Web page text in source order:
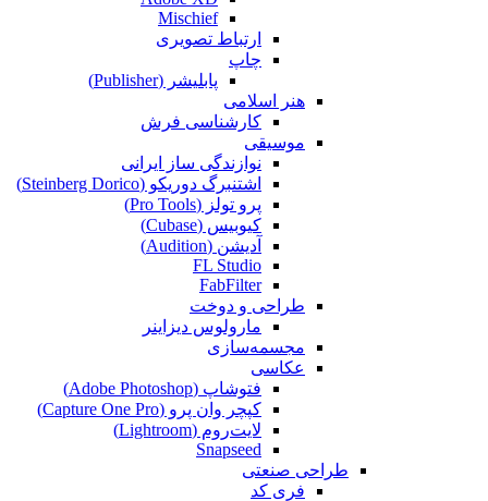
Mischief
ارتباط تصویری
چاپ
پابلیشر (Publisher)
هنر اسلامی
کارشناسی فرش
موسیقی
نوازندگی ساز ایرانی
اشتنبرگ دوریکو (Steinberg Dorico)
پرو تولز (Pro Tools)
کیوبیس (Cubase‎)
آدیشن (Audition)
FL Studio
FabFilter
طراحی و دوخت
مارولوس دیزاینر
مجسمه‌سازی‌
عکاسی
فتوشاپ (Adobe Photoshop)
کپچر وان پرو (Capture One Pro)
لایت‌روم (Lightroom)
Snapseed
طراحی صنعتی
فری کد